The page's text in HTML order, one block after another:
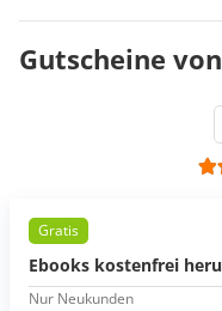
Gutscheine
Gratis
Ebooks kostenfrei
Nur Neukunden